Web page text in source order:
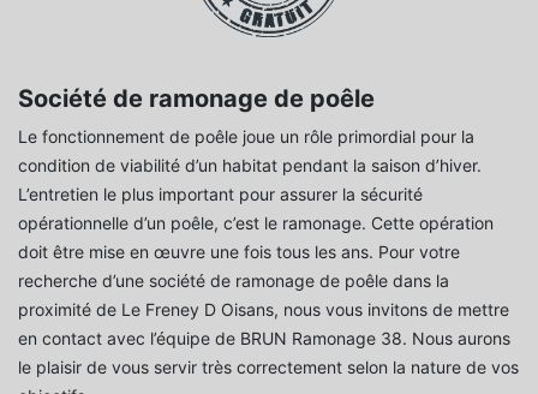
Société de ramonage de poêle
Le fonctionnement de poêle joue un rôle primordial pour la
condition de viabilité d’un habitat pendant la saison d’hiver.
L’entretien le plus important pour assurer la sécurité
opérationnelle d’un poêle, c’est le ramonage. Cette opération
doit être mise en œuvre une fois tous les ans. Pour votre
recherche d’une société de ramonage de poêle dans la
proximité de Le Freney D Oisans, nous vous invitons de mettre
en contact avec l’équipe de BRUN Ramonage 38. Nous aurons
le plaisir de vous servir très correctement selon la nature de vos